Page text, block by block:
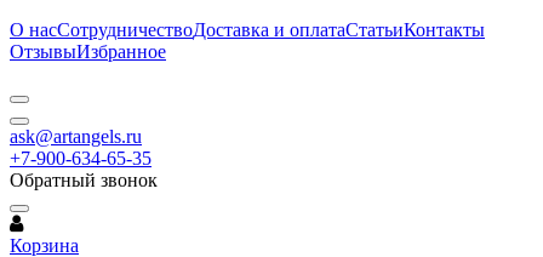
О насСотрудничествоДоставка и оплатаСтатьиКонтакты
ОтзывыИзбранное
ask@artangels.ru
+7-900-634-65-35
Обратный звонок
Корзина